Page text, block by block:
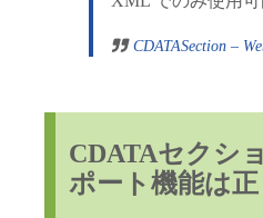
CDATASection –
CDATAセクシ
ポート機能は